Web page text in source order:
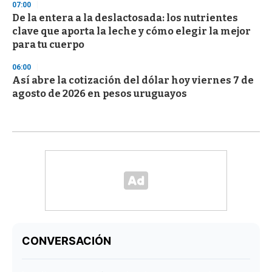
07:00
De la entera a la deslactosada: los nutrientes
clave que aporta la leche y cómo elegir la mejor
para tu cuerpo
06:00
Así abre la cotización del dólar hoy viernes 7 de
agosto de 2026 en pesos uruguayos